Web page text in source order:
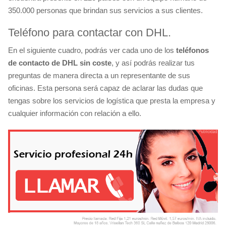
350.000 personas que brindan sus servicios a sus clientes.
Teléfono para contactar con DHL.
En el siguiente cuadro, podrás ver cada uno de los teléfonos
de contacto de DHL sin coste, y así podrás realizar tus
preguntas de manera directa a un representante de sus
oficinas. Esta persona será capaz de aclarar las dudas que
tengas sobre los servicios de logística que presta la empresa y
cualquier información con relación a ello.